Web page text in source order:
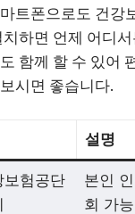
트폰으로도 건강
하면 언제 어디
함께 할 수 있어
시면 좋습니다.
설명
보험공단
본인
회 가능